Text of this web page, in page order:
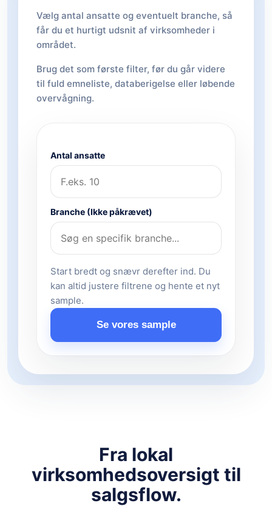
Vælg antal ansatte og eventuelt branche, så
får du et hurtigt udsnit af virksomheder i
området.
Brug det som første filter, før du går videre
til fuld emneliste, databerigelse eller løbende
overvågning.
Antal ansatte
Branche (Ikke påkrævet)
Start bredt og snævr derefter ind. Du
kan altid justere filtrene og hente et nyt
sample.
Se vores sample
Fra lokal
virksomhedsoversigt til
salgsflow.